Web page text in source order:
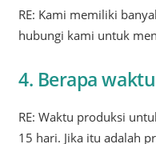
RE: Kami memiliki
hubungi kami untuk
4. Berapa
RE: Waktu produksi
15 hari. Jika itu adalah